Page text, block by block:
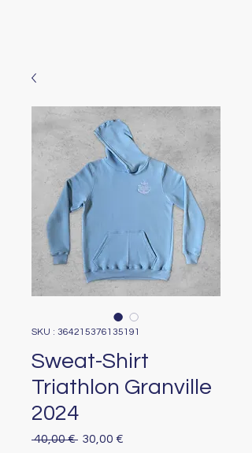
SKU : 364215376135191
Sweat-Shirt
Triathlon Granville
2024
40,00 € Prix
30,00 €